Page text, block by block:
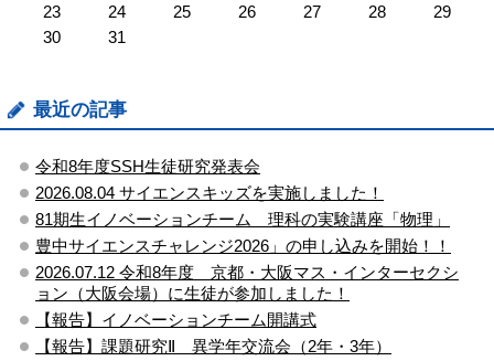
23
24 25 26 27 28
29
30
31
最近の記事
令和8年度SSH生徒研究発表会
2026.08.04 サイエンスキッズを実施しました！
81期生イノベーションチーム 理科の実験講座「物理」
豊中サイエンスチャレンジ2026」の申し込みを開始！！
2026.07.12 令和8年度 京都・大阪マス・インターセクシ
ョン（大阪会場）に生徒が参加しました！
【報告】イノベーションチーム開講式
【報告】課題研究Ⅱ 異学年交流会（2年・3年）